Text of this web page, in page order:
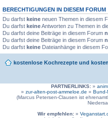
BERECHTIGUNGEN IN DIESEM FORUM
Du darfst keine neuen Themen in diesem
Du darfst keineAntworten zu Themen in
Du darfst deine Beiträge in diesem Forum
Du darfst deine Beiträge in diesem Forum
Du darfst keine Dateianhänge in diesem
kostenlose Kochrezepte und
PARTNERLINKS:»
» zur-alten-post-ammeloe.de » Bund-
(Marcus Petersen-Clausen ist
Wir empfehlen: »